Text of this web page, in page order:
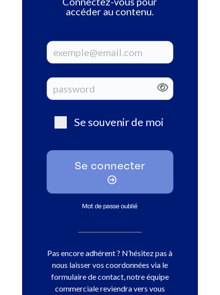
accéder au contenu.
Se souvenir de moi
Mot de passe oublié
Pas encore adhérent ? N’hésitez pas à
nous laisser vos coordonnées via le
formulaire de contact, notre équipe
commerciale reviendra vers vous